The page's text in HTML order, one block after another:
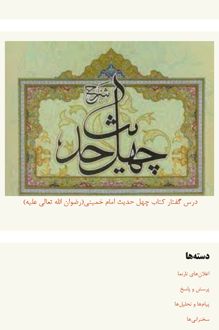
درس گفتار کتاب چهل حدیث امام خمینی(رضوان الله تعالی علیه)
دسته‌ها
اعلان‌های تارنما
پرسش و پاسخ
پیام‌ها و تحلیل‌ها
سخنرانی‏‏‌ها